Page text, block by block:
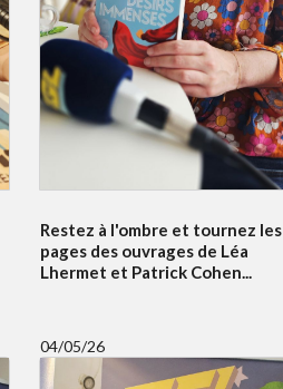
Restez à l'ombre et tournez les
pages des ouvrages de Léa
Lhermet et Patrick Cohen...
04/05/26